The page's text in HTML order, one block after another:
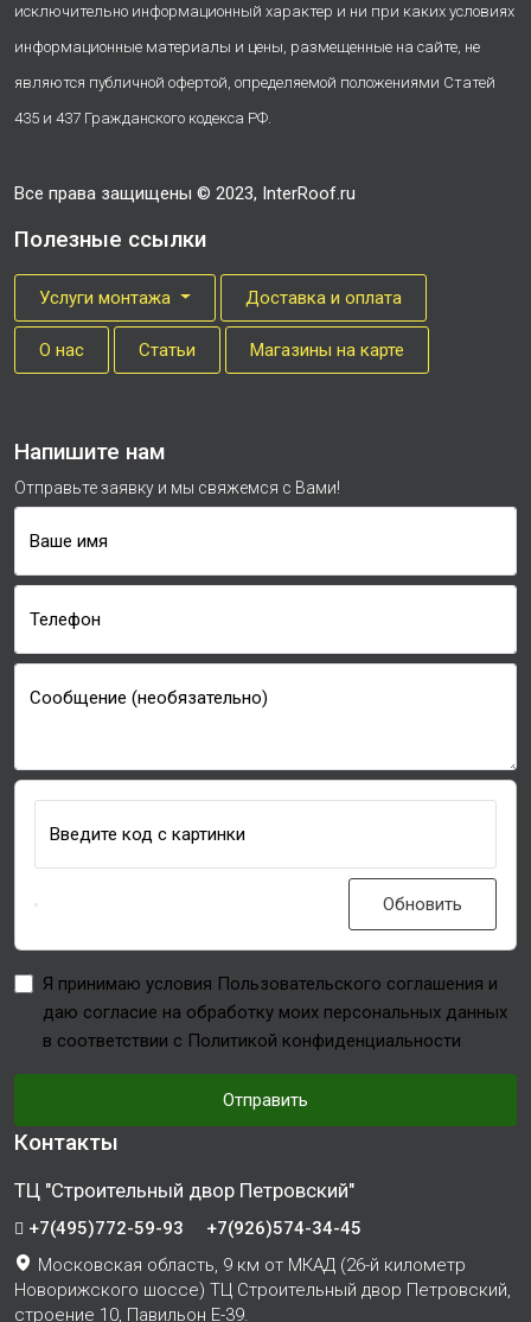
исключительно информационный характер и ни при каких условиях
информационные материалы и цены, размещенные на сайте, не
являются публичной офертой, определяемой положениями Статей
435 и 437 Гражданского кодекса РФ.
Все права защищены © 2023, InterRoof.ru
Полезные ссылки
Услуги монтажа Доставка и оплата
О нас Cтатьи Магазины на карте
Напишите нам
Отправьте заявку и мы свяжемся с Вами!
Ваше имя
Телефон
Сообщение (необязательно)
Введите код с картинки
Обновить
Я принимаю условия Пользовательского соглашения и
даю согласие на обработку моих персональных данных
в соответствии с Политикой конфиденциальности
Отправить
Контакты
ТЦ "Строительный двор Петровский"
+7(495)772-59-93
+7(926)574-34-45
Московская область, 9 км от МКАД (26-й километр
Новорижского шоссе) ТЦ Строительный двор Петровский,
строение 10, Павильон Е-39.